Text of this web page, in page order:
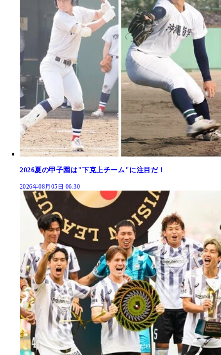
2026夏の甲子園は"下克上チーム"に注目だ！
2026年08月05日 06:30